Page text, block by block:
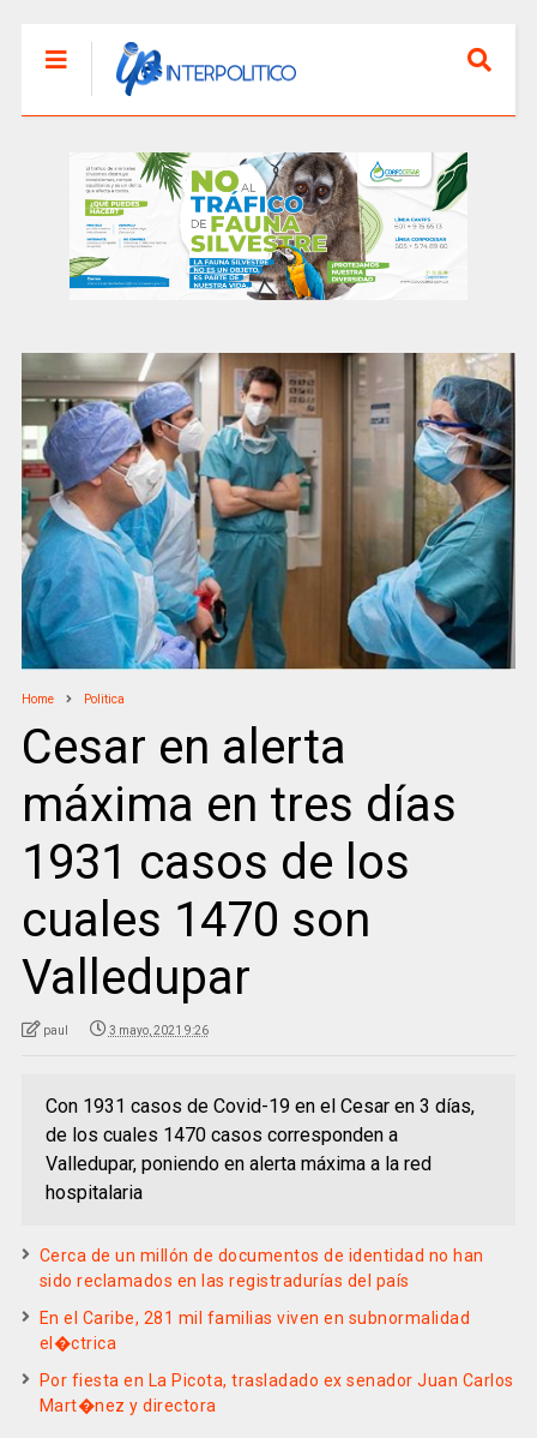
Home Politica
Cesar en alerta
máxima en tres días
1931 casos de los
cuales 1470 son
Valledupar
paul 3 mayo, 2021 9:26
Con 1931 casos de Covid-19 en el Cesar en 3 días,
de los cuales 1470 casos corresponden a
Valledupar, poniendo en alerta máxima a la red
hospitalaria
Cerca de un millón de documentos de identidad no han
sido reclamados en las registradurías del país
En el Caribe, 281 mil familias viven en subnormalidad
el�ctrica
Por fiesta en La Picota, trasladado ex senador Juan Carlos
Mart�nez y directora